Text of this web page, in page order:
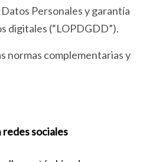
Personales y garantía
digitales (“LOPDGDD”).
normas complementarias y
redes sociales